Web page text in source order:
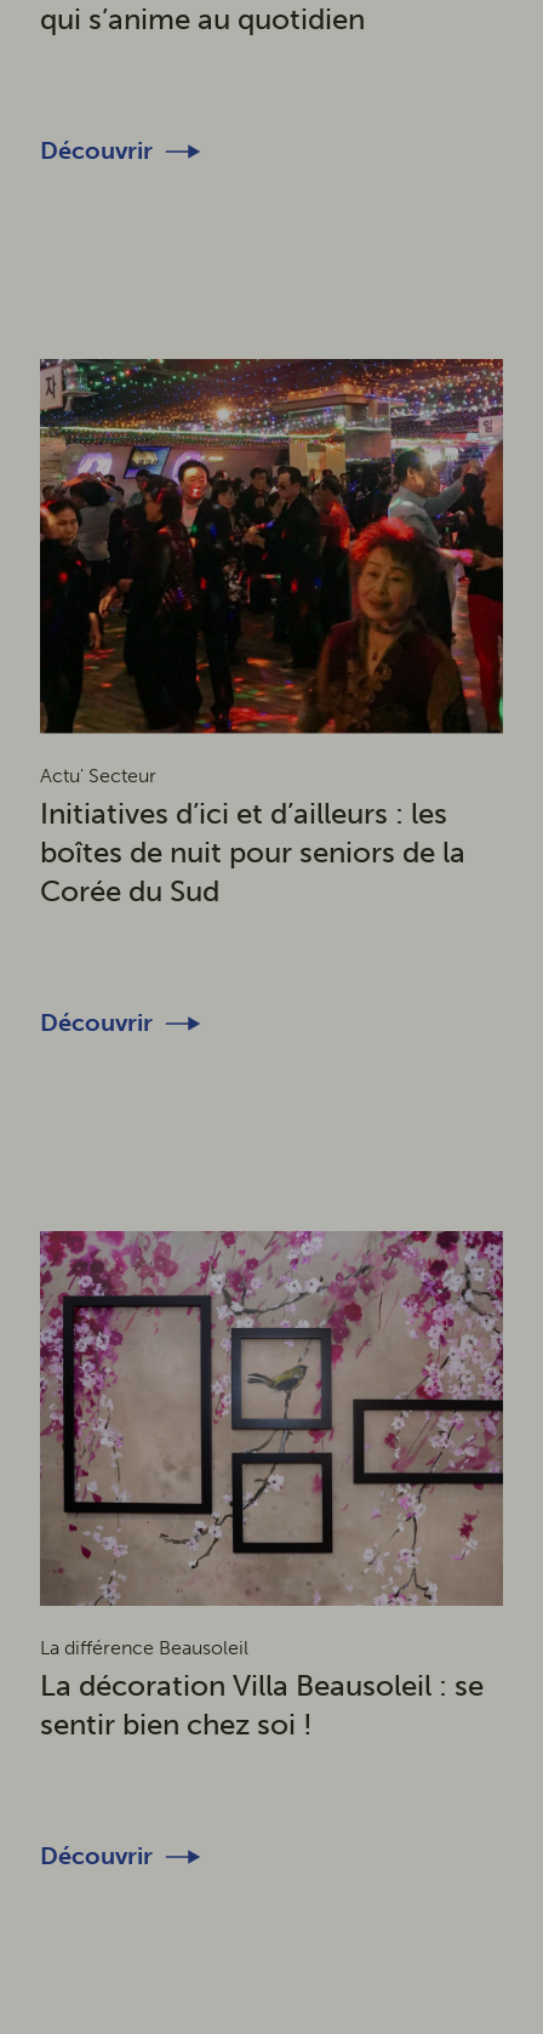
qui s’anime au quotidien
Découvrir
Actu' Secteur
Initiatives d’ici et d’ailleurs : les
boîtes de nuit pour seniors de la
Corée du Sud
Découvrir
La différence Beausoleil
La décoration Villa Beausoleil : se
sentir bien chez soi !
Découvrir